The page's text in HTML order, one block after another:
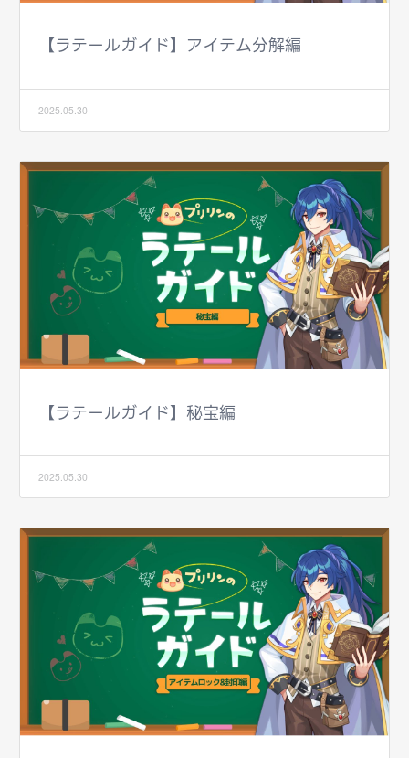
【ラテールガイド】アイテム分解編
2025.05.30
【ラテールガイド】秘宝編
2025.05.30